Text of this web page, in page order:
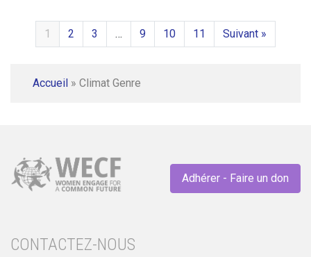
1 2 3 … 9 10 11 Suivant »
Accueil » Climat Genre
Adhérer - Faire un don
CONTACTEZ-NOUS